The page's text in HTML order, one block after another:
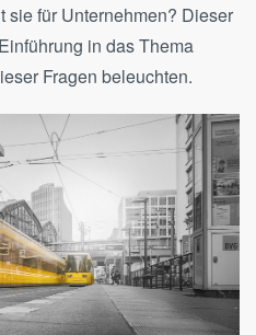
sie für Unternehmen? Dieser
in das Thema
Fragen beleuchten.